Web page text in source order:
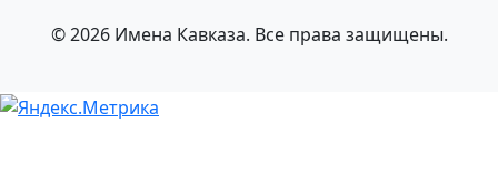
© 2026 Имена Кавказа. Все права защищены.